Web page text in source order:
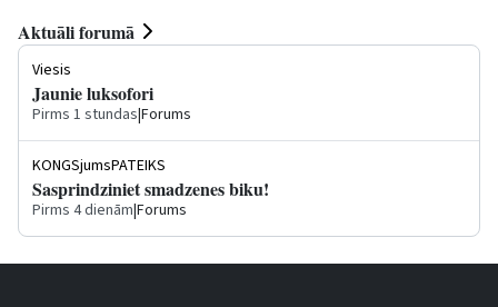
Aktuāli forumā
Viesis
Jaunie luksofori
Pirms 1 stundas|Forums
KONGSjumsPATEIKS
Sasprindziniet smadzenes biku!
Pirms 4 dienām|Forums